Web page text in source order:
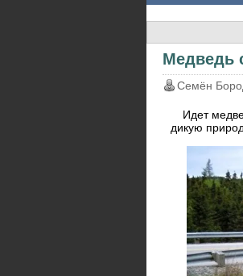
Медведь
Семён
Идет
дикую